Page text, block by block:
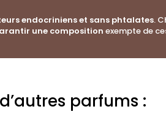
endocriniens et sans phtalates.
une composition exempte de
parfums :